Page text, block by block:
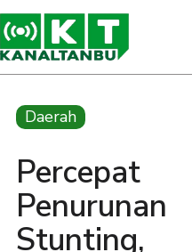
Daerah
Percepat
Penurunan
Stunting,